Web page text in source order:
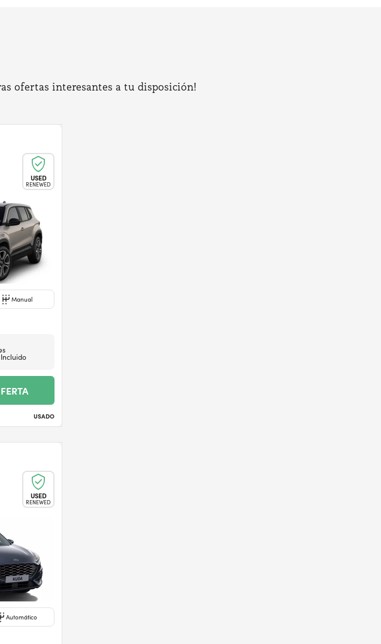
ofertas interesantes a tu disposición!
USED
RENEWED
Manual
Incluido
USADO
USED
RENEWED
Automático